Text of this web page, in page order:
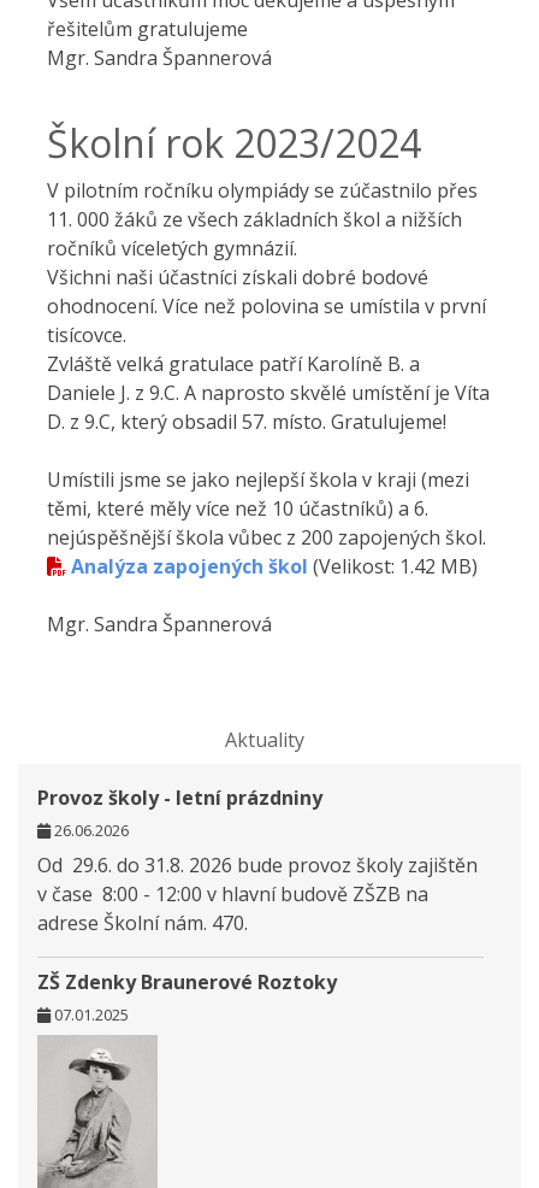
řešitelům gratulujeme
Mgr. Sandra Špannerová
Školní rok 2023/2024
V pilotním ročníku olympiády se zúčastnilo přes
11. 000 žáků ze všech základních škol a nižších
ročníků víceletých gymnázií.
Všichni naši účastníci získali dobré bodové
ohodnocení. Více než polovina se umístila v první
tisícovce.
Zvláště velká gratulace patří Karolíně B. a
Daniele J. z 9.C. A naprosto skvělé umístění je Víta
D. z 9.C, který obsadil 57. místo. Gratulujeme!
Umístili jsme se jako nejlepší škola v kraji (mezi
těmi, které měly více než 10 účastníků) a 6.
nejúspěšnější škola vůbec z 200 zapojených škol.
Analýza zapojených škol (Velikost: 1.42 MB)
Mgr. Sandra Špannerová
Aktuality
Provoz školy - letní prázdniny
26.06.2026
Od 29.6. do 31.8. 2026 bude provoz školy zajištěn
v čase 8:00 - 12:00 v hlavní budově ZŠZB na
adrese Školní nám. 470.
ZŠ Zdenky Braunerové Roztoky
07.01.2025